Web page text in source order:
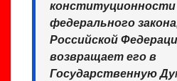
конституционности
федерального
Российской
возвращает его в
Государственную